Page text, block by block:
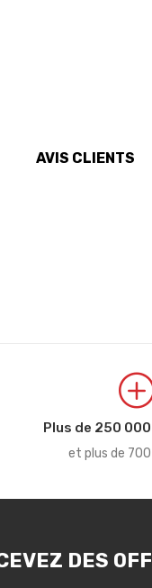
AVIS CLIENTS
Plus de 250
et plus de
DES